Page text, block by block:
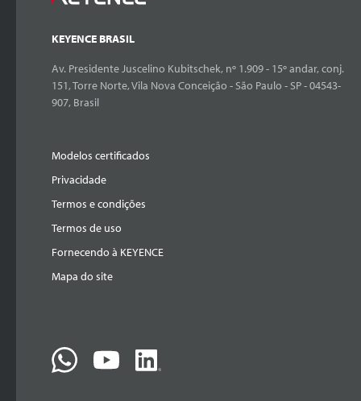
KEYENCE BRASIL
Av. Presidente Juscelino Kubitschek, nº 1.909 - 15º andar, conj.
151, Torre Norte, Vila Nova Conceição - São Paulo - SP - 04543-
907, Brasil
Modelos certificados
Privacidade
Termos e condições
Termos de uso
Fornecendo à KEYENCE
Mapa do site